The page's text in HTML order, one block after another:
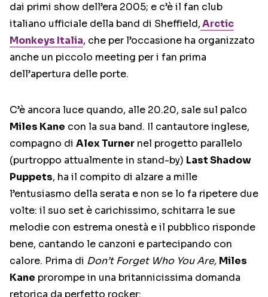
dai primi show dell’era 2005; e c’è il fan club
italiano ufficiale della band di Sheffield,Arctic
Monkeys Italia, che per l’occasione ha organizzato
anche un piccolo meeting per i fan prima
dell’apertura delle porte.
C’è ancora luce quando, alle 20.20, sale sul palco
Miles Kane con la sua band. Il cantautore inglese,
compagno di Alex Turner nel progetto parallelo
(purtroppo attualmente in stand-by) Last Shadow
Puppets, ha il compito di alzare a mille
l’entusiasmo della serata e non se lo fa ripetere due
volte: il suo set è carichissimo, schitarra le sue
melodie con estrema onestà e il pubblico risponde
bene, cantando le canzoni e partecipando con
calore. Prima di Don’t Forget Who You Are, Miles
Kane prorompe in una britannicissima domanda
retorica da perfetto rocker: